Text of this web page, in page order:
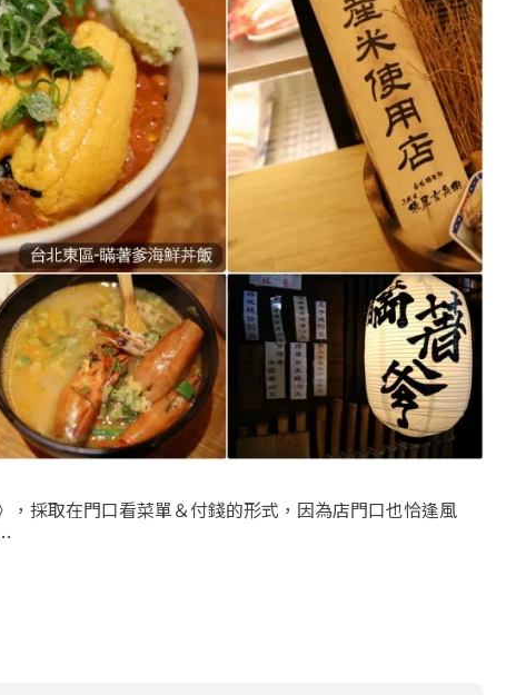
，採取在門口看菜單＆付錢的形式，因為店門口也恰逢風